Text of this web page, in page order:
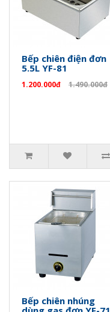
Bếp chiên điện đơn
5.5L YF-81
1.200.000đ 1.490.000đ
Bếp chiên nhúng